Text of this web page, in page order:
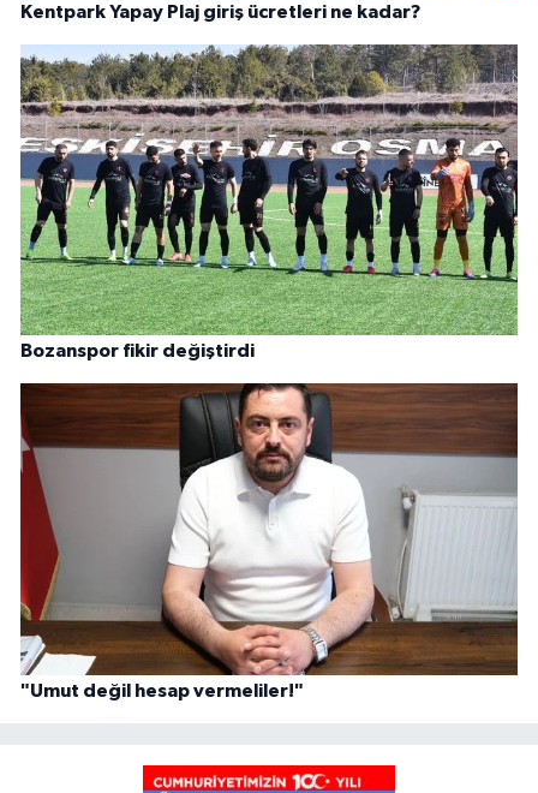
Kentpark Yapay Plaj giriş ücretleri ne kadar?
Bozanspor fikir değiştirdi
"Umut değil hesap vermeliler!"